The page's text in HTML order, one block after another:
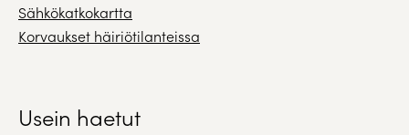
Sähkökatkokartta
Korvaukset häiriötilanteissa
Usein haetut